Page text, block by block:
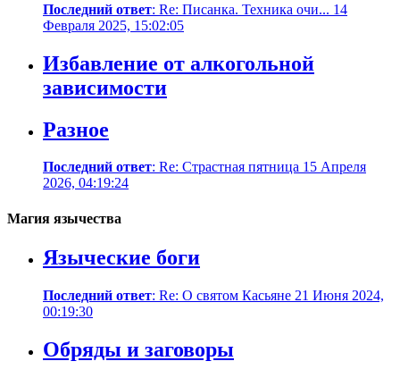
Последний ответ: Re: Писанка. Техника очи... 14
Февраля 2025, 15:02:05
Избавление от алкогольной
зависимости
Разное
Последний ответ: Re: Страстная пятница 15 Апреля
2026, 04:19:24
Магия язычества
Языческие боги
Последний ответ: Re: О святом Касьяне 21 Июня 2024,
00:19:30
Обряды и заговоры